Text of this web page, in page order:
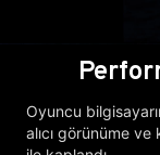
Oyuncu
alıcı görünüme ve